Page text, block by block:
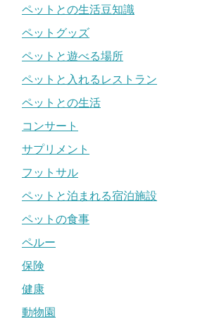
ペットとの生活豆知識
ペットグッズ
ペットと遊べる場所
ペットと入れるレストラン
ペットとの生活
コンサート
サプリメント
フットサル
ペットと泊まれる宿泊施設
ペットの食事
ペルー
保険
健康
動物園